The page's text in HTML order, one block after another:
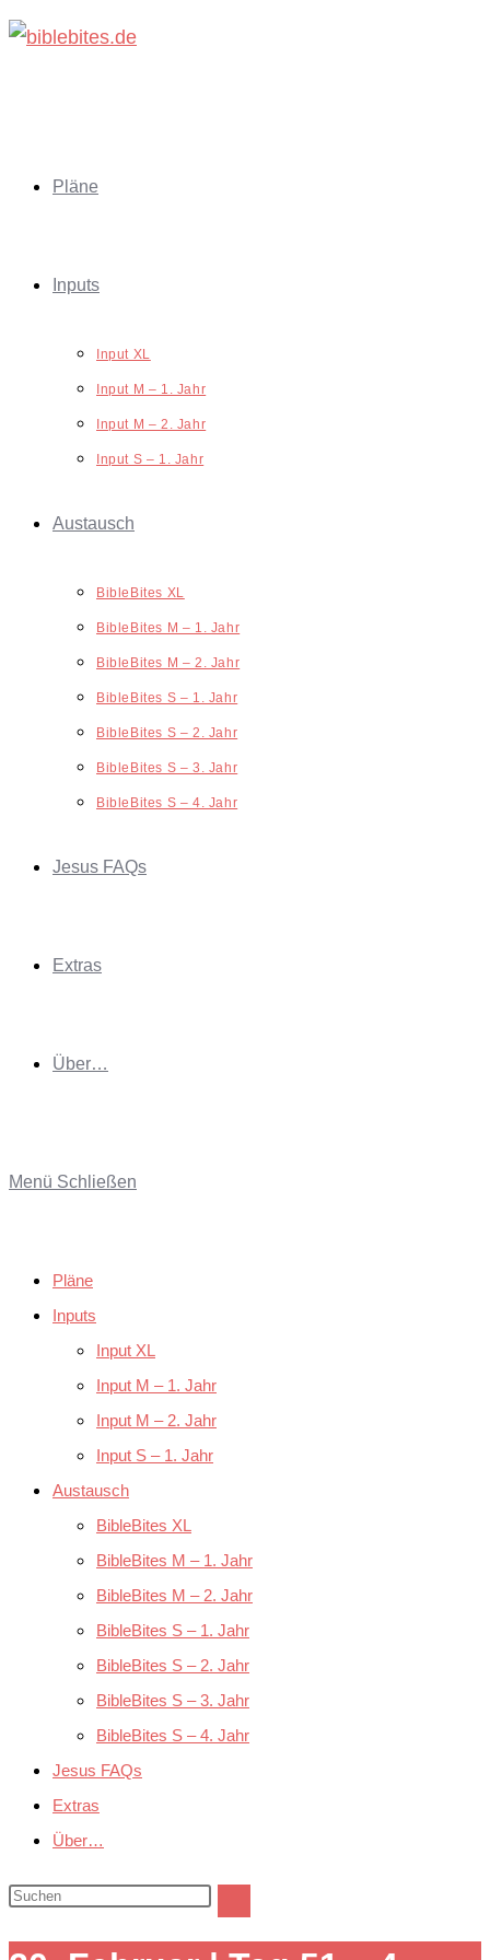
Zum
Pläne
Inputs
Input XL
Input M – 1. Jahr
Input M – 2. Jahr
Input S – 1. Jahr
Austausch
BibleBites XL
BibleBites M – 1. Jahr
BibleBites M – 2. Jahr
BibleBites S – 1. Jahr
BibleBites S – 2. Jahr
BibleBites S – 3. Jahr
BibleBites S – 4. Jahr
Jesus FAQs
Extras
Über…
Menü Schließen
Pläne
Inputs
Input XL
Input M – 1. Jahr
Input M – 2. Jahr
Input S – 1. Jahr
Austausch
BibleBites XL
BibleBites M – 1. Jahr
BibleBites M – 2. Jahr
BibleBites S – 1. Jahr
BibleBites S – 2. Jahr
BibleBites S – 3. Jahr
BibleBites S – 4. Jahr
Jesus FAQs
Extras
Über…
Diese